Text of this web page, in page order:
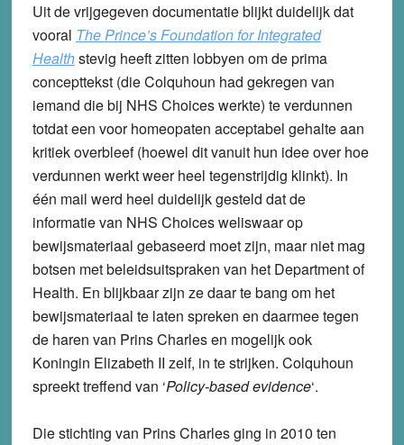
Uit de vrijgegeven documentatie blijkt duidelijk dat
vooral The Prince’s Foundation for Integrated
Healthstevig heeft zitten lobbyen om de prima
concepttekst (die Colquhoun had gekregen van
iemand die bij NHS Choices werkte) te verdunnen
totdat een voor homeopaten acceptabel gehalte aan
kritiek overbleef (hoewel dit vanuit hun idee over hoe
verdunnen werkt weer heel tegenstrijdig klinkt). In
één mail werd heel duidelijk gesteld dat de
informatie van NHS Choices weliswaar op
bewijsmateriaal gebaseerd moet zijn, maar niet mag
botsen met beleidsuitspraken van het Department of
Health. En blijkbaar zijn ze daar te bang om het
bewijsmateriaal te laten spreken en daarmee tegen
de haren van Prins Charles en mogelijk ook
Koningin Elizabeth II zelf, in te strijken. Colquhoun
spreekt treffend van ‘Policy-based evidence‘.
Die stichting van Prins Charles ging in 2010 ten